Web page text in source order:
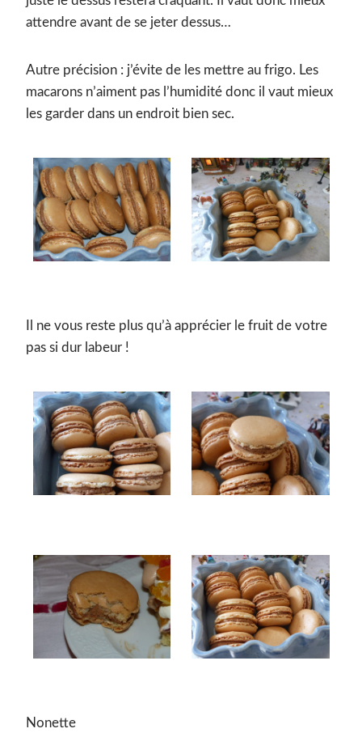
attendre avant de se jeter dessus…
Autre précision : j’évite de les mettre au frigo. Les
macarons n’aiment pas l’humidité donc il vaut mieux
les garder dans un endroit bien sec.
Il ne vous reste plus qu’à apprécier le fruit de votre
pas si dur labeur !
Nonette